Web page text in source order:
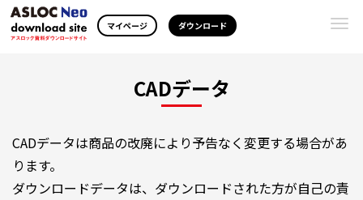
マイページ ダウンロード
CADデータ
CADデータは商品の改廃により予告なく変更する場合があ
ります。
ダウンロードデータは、ダウンロードされた方が自己の責